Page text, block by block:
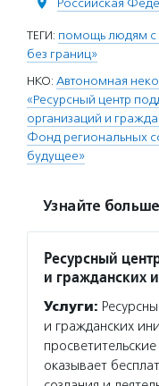
ТЕГИ: помощь людям с
без границ»
НКО: Автономная
«Ресурсный центр
организаций и
Фонд региональных
будущее»
Узнайте
Ресурсный
и гражданских
Услуги:
и гражданских
оказывает